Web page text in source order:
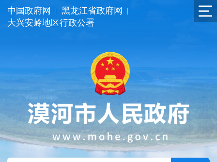
中国政府网 黑龙江省政府网
大兴安岭地区行政公署